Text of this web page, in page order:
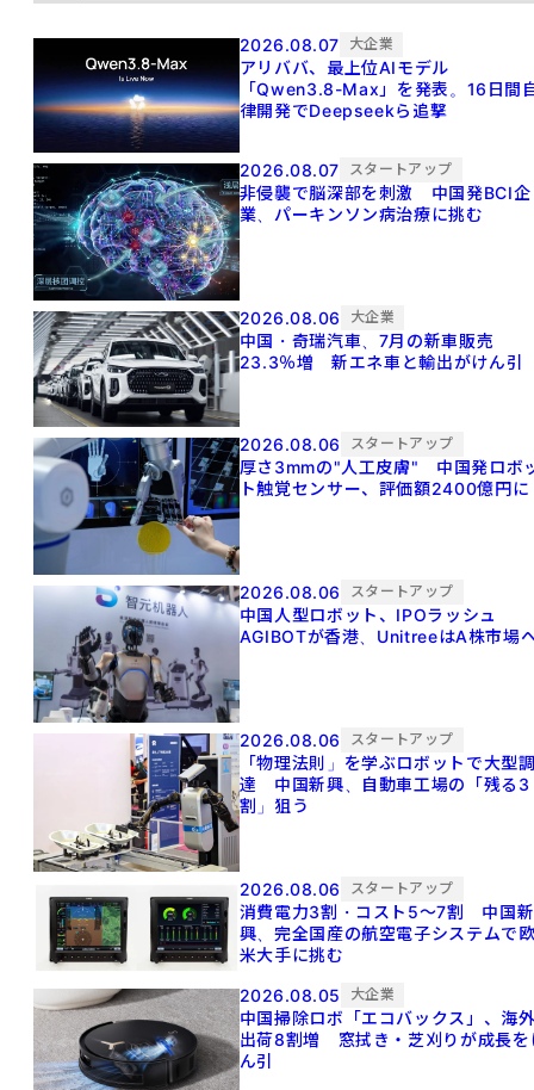
2026.08.07 大企業
アリババ、最上位AIモデル
「Qwen3.8-Max」を発表。16日間
律開発でDeepseekら追撃
2026.08.07 スタートアップ
非侵襲で脳深部を刺激 中国発BCI企
業、パーキンソン病治療に挑む
2026.08.06 大企業
中国・奇瑞汽車、7月の新車販売
23.3％増 新エネ車と輸出がけん引
2026.08.06 スタートアップ
厚さ3mmの"人工皮膚" 中国発ロボ
ト触覚センサー、評価額2400億円に
2026.08.06 スタートアップ
中国人型ロボット、IPOラッシュ
AGIBOTが香港、UnitreeはA株市場
2026.08.06 スタートアップ
「物理法則」を学ぶロボットで大型
達 中国新興、自動車工場の「残る3
割」狙う
2026.08.06 スタートアップ
消費電力3割・コスト5〜7割 中国新
興、完全国産の航空電子システムで
米大手に挑む
2026.08.05
大企業
中国掃除ロボ「エコバックス」、海
出荷8割増 窓拭き・芝刈りが成長を
ん引